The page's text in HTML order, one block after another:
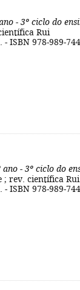
- 3º ciclo do
Rui
ISBN 978-989-
- 3º ciclo do
; rev. científica Rui
ISBN 978-989-